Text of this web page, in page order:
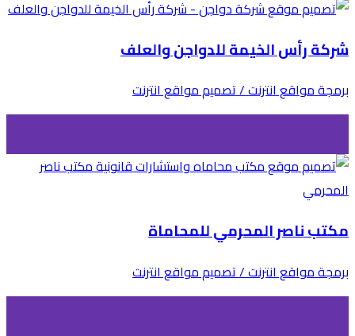
شركة رأس الخيمة للدواجن والعلف
برمجة مواقع انترنت / تصميم مواقع انترنت
مكتب ناصر المحرمي للمحاماة
برمجة مواقع انترنت / تصميم مواقع انترنت